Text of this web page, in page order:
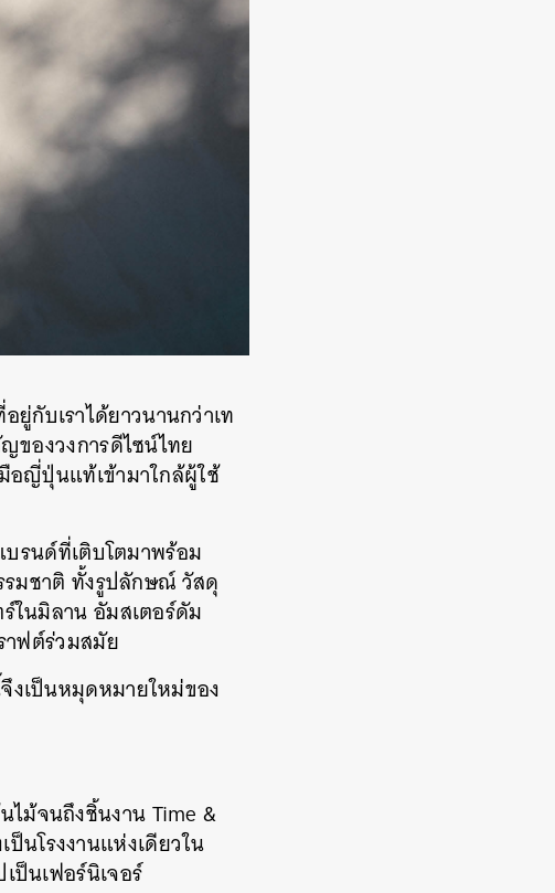
กับเราได้ยาวนานกว่าเท
ของวงการดีไซน์ไทย
อญี่ปุ่นแท้เข้ามาใกล้ผู้ใช้
บรนด์ที่เติบโตมาพร้อม
รมชาติ ทั้งรูปลักษณ์ วัสดุ
ในมิลาน อัมสเตอร์ดัม
าฟต์ร่วมสมัย
งเป็นหมุดหมายใหม่ของ
ม้จนถึงชิ้นงาน Time &
นโรงงานแห่งเดียวใน
นเฟอร์นิเจอร์